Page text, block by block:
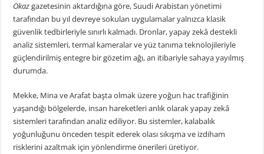
Okazgazetesinin aktardığına göre, Suudi Arabistan yönetimi
tarafından bu yıl devreye sokulan uygulamalar yalnızca klasik
güvenlik tedbirleriyle sınırlı kalmadı. Dronlar, yapay zekâ destekli
analiz sistemleri, termal kameralar ve yüz tanıma teknolojileriyle
güçlendirilmiş entegre bir gözetim ağı, an itibariyle sahaya yayılmış
durumda.
Mekke, Mina ve Arafat başta olmak üzere yoğun hac trafiğinin
yaşandığı bölgelerde, insan hareketleri anlık olarak yapay zekâ
sistemleri tarafından analiz ediliyor. Bu sistemler, kalabalık
yoğunluğunu önceden tespit ederek olası sıkışma ve izdiham
risklerini azaltmak için yönlendirme önerileri üretiyor.